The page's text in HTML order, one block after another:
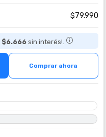
$79.990
$6.666 sin interés!.
Comprar ahora